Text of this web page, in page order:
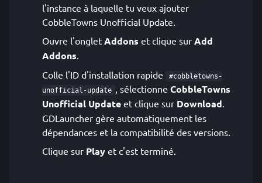
l'instance à laquelle tu veux ajouter
CobbleTowns Unofficial Update.
Ouvre l'onglet Addons et clique sur Add
Addons.
Colle l'ID d'installation rapide
#cobbletowns-
unofficial-update , sélectionne CobbleTowns
Unofficial Update et clique sur Download.
GDLauncher gère automatiquement les
dépendances et la compatibilité des versions.
Clique sur Play et c'est terminé.